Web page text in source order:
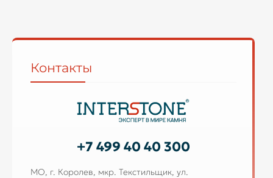
Контакты
+7 499 40 40 300
МО, г. Королев, мкр. Текстильщик, ул.